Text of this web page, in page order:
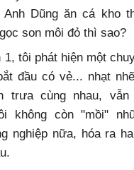
Anh Dũng ăn cá kho
son môi đỏ thì sao?
tôi phát hiện một
đầu có vẻ... nhạt
trưa cùng nhau, vẫn
không còn "mồi"
nghiệp nữa, hóa ra